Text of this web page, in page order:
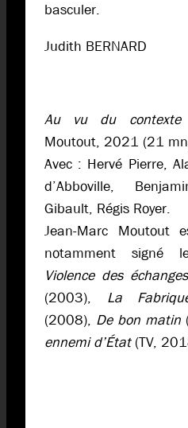
basculer.
Judith BERNARD
Au vu du contexte
Moutout, 2021 (21
Avec : Hervé Pierre,
d’Abboville,
Gibault, Régis Royer.
Jean-Marc Moutout
notamment signé
Violence des
(2003), La
(2008), De bon matin
ennemi d’État(TV,